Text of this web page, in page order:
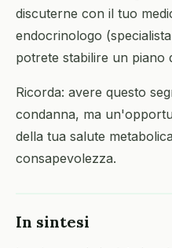
discuterne con il tuo
endocrinologo
potrete stabilire un piano
Ricorda: avere questo
condanna, ma
della tua salute
consapevolezza.
In sintesi